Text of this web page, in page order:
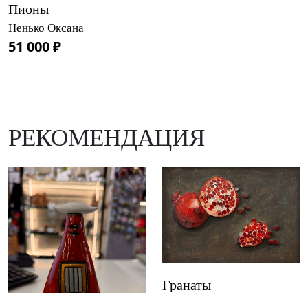
Пионы
Ненько Оксана
51 000 ₽
РЕКОМЕНДАЦИЯ
Гранаты